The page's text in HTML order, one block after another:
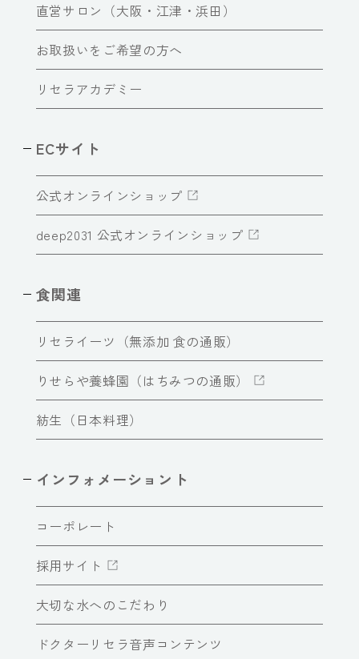
直営サロン（大阪・江津・浜田）
お取扱いをご希望の方へ
リセラアカデミー
ECサイト
公式オンラインショップ
deep2031 公式オンラインショップ
食関連
リセライーツ（無添加 食の通販）
りせらや養蜂園（はちみつの通販）
紡生（日本料理）
インフォメーショント
コーポレート
採用サイト
大切な水へのこだわり
ドクターリセラ音声コンテンツ